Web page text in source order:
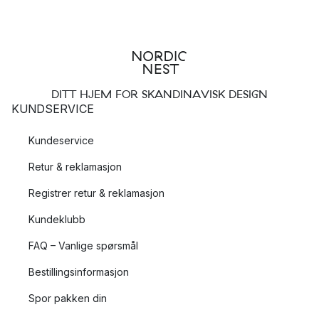
DITT HJEM FOR SKANDINAVISK DESIGN
KUNDSERVICE
Kundeservice
Retur & reklamasjon
Registrer retur & reklamasjon
Kundeklubb
FAQ – Vanlige spørsmål
Bestillingsinformasjon
Spor pakken din